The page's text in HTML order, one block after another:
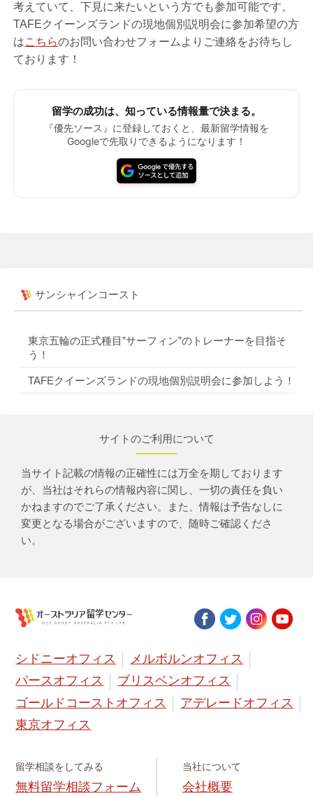
考えていて、下見に来たいという方でも参加可能です。
TAFEクイーンズランドの現地個別説明会に参加希望の方
はこちらのお問い合わせフォームよりご連絡をお待ちし
ております！
留学の成功は、知っている情報量で決まる。
『優先ソース』に登録しておくと、最新留学情報を
Googleで先取りできるようになります！
サンシャインコースト
東京五輪の正式種目”サーフィン”のトレーナーを目指そ
う！
TAFEクイーンズランドの現地個別説明会に参加しよう！
サイトのご利用について
当サイト記載の情報の正確性には万全を期しております
が、当社はそれらの情報内容に関し、一切の責任を負い
かねますのでご了承ください。また、情報は予告なしに
変更となる場合がございますので、随時ご確認くださ
い。
シドニーオフィス
メルボルンオフィス
パースオフィス
ブリスベンオフィス
ゴールドコーストオフィス
アデレードオフィス
東京オフィス
留学相談をしてみる
無料留学相談フォーム
当社について
会社概要